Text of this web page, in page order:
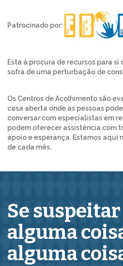
Patrocinado por:
Está à procura de recursos para
sofra de uma perturbação de
Os Centros de Acolhimento são
casa aberta onde as pessoas
conversar com especialistas em
podem oferecer assistência com
apoio e esperança. Estamos aqui
de cada mês.
Se
alguma
alguma